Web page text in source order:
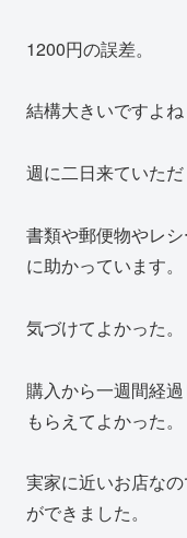
1200円の誤差。
結構大きいですよね
週に二日来ていた
書類や郵便物やレ
に助かっています。
気づけてよかった。
購入から一週間経
もらえてよかった。
実家に近いお店な
ができました。